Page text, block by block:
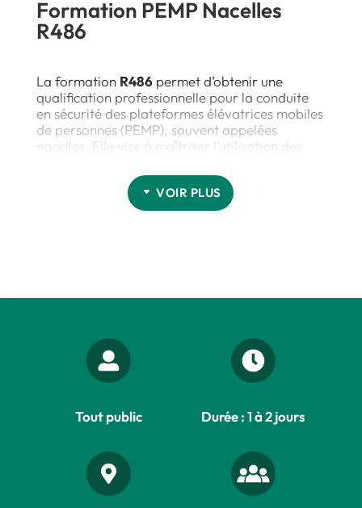
Formation PEMP Nacelles
R486
La formation R486permet d’obtenir une
qualification professionnelle pour la conduite
en sécurité des plateformes élévatrices mobiles
de personnes (PEMP), souvent appelées
nacelles. Elle vise à maîtriser l’utilisation des
, en conformité avec la réglementation
dysfonctionnements.
Les plateformes élévatrices mobiles de
personnes sont conçues pour destravaux en
types et catégories, adaptées à des usages
intérieur ou en extérieur, sur terrains plats ou
accidentés, et pour des hauteurs pouvant
dépasser 50 mètres. Chaque catégorie
d’équipement nécessite une formation R486
VOIR PLUS
Tout public Durée : 1 à 2 jours